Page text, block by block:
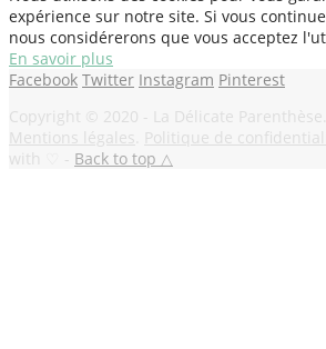
expérience sur notre site. Si vous
nous considérerons que vous acceptez
En savoir plus
Facebook Twitter Instagram Pinterest
Copyright © 2020 - La Délicate
Mentions légales Politique de
with ♡ - Back to top △